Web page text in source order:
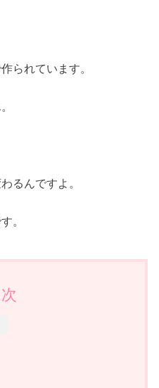
られています。
るんですよ。
。